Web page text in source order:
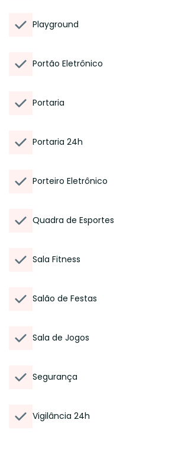
Playground
Portão Eletrônico
Portaria
Portaria 24h
Porteiro Eletrônico
Quadra de Esportes
Sala Fitness
Salão de Festas
Sala de Jogos
Segurança
Vigilância 24h